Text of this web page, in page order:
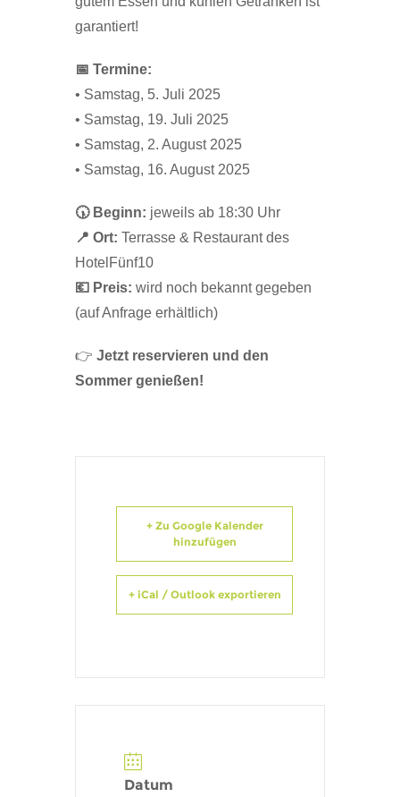
garantiert!
📅 Termine:
• Samstag, 5. Juli 2025
• Samstag, 19. Juli 2025
• Samstag, 2. August 2025
• Samstag, 16. August 2025
🕠 Beginn: jeweils ab 18:30 Uhr
📍 Ort: Terrasse & Restaurant des
HotelFünf10
💶 Preis: wird noch bekannt gegeben
(auf Anfrage erhältlich)
👉 Jetzt reservieren und den
Sommer genießen!
+ Zu Google Kalender
hinzufügen
+ iCal / Outlook exportieren
Datum